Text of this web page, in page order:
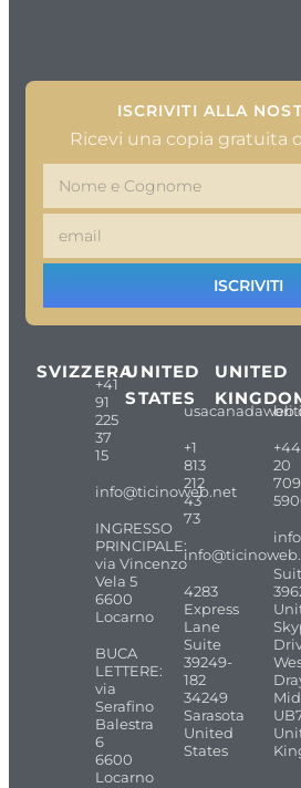
ISCRIVITI ALLA
Ricevi una copia gratuita
ISCRIVITI
SVIZZERA
+41
91
225
37
15
info@ticinoweb.net
INGRESSO
PRINCIPALE:
via Vincenzo
Vela 5
6600
Locarno
BUCA
LETTERE:
via
Serafino
Balestra
6
6600
Locarno
UNITED
STATES
+1
813
212
43
73
4283
Express
Lane
Suite
39249-
182
34249
Sarasota
United
States
UNITED
+44
20